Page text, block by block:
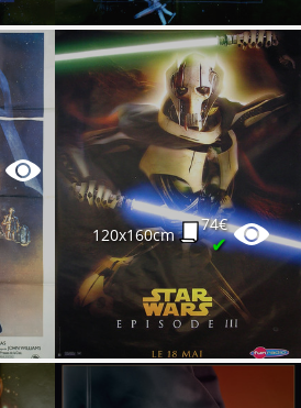
120x160cm
74€
✔